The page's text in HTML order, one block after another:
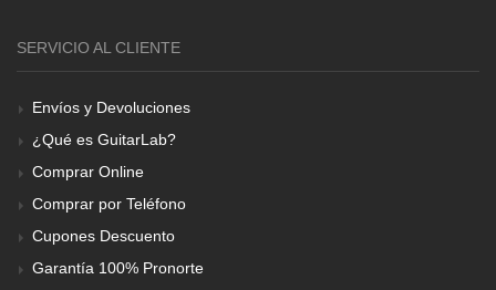
SERVICIO AL CLIENTE
Envíos y Devoluciones
¿Qué es GuitarLab?
Comprar Online
Comprar por Teléfono
Cupones Descuento
Garantía 100% Pronorte